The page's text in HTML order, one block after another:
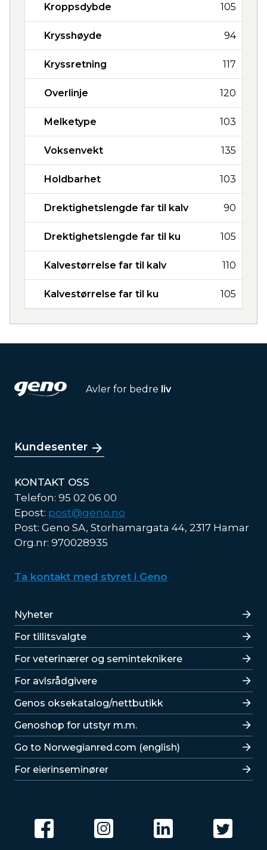
Kroppsdybde 105
Krysshøyde 94
Kryssretning 117
Overlinje 120
Melketype 103
Voksenvekt 135
Holdbarhet 103
Drektighetslengde far til kalv 90
Drektighetslengde far til ku 105
Kalvestørrelse far til kalv 110
Kalvestørrelse far til ku 105
Avler for bedre liv
Kundesenter
KONTAKT OSS
Telefon: 95 02 06 00
Epost: post@geno.no
Post: Geno SA, Storhamargata 44, 2317 Hamar
Org.nr: 970028935
Ta kontakt med styret i Geno
Lenker
Nyheter
For tillitsvalgte
For veterinærer og seminteknikere
For avlsrådgivere
Lenker
Genos oksekatalog/nettbutikk
Genoshop for utstyr m.m.
Go to Norwegianred.com (english)
For eierinseminører